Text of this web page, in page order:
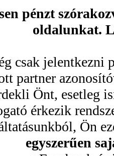
pénzt
oldalunkat.
csak jelentkezni
partner
Önt, esetleg
érkezik
Ön
egyszerűen